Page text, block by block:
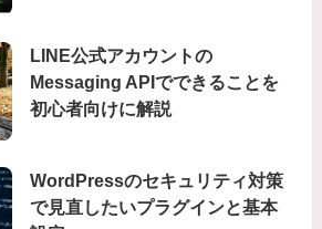
LINE公式アカウントの
Messaging APIでできることを
初心者向けに解説
WordPressのセキュリティ対策
で見直したいプラグインと基本